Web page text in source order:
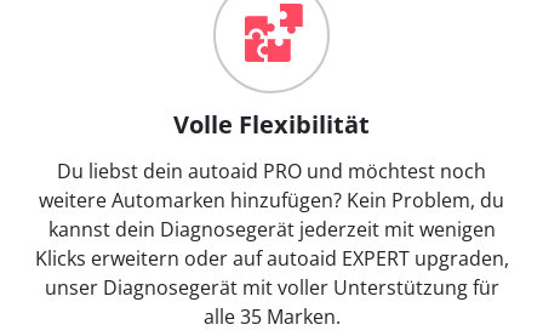
Volle Flexibilität
Du liebst dein autoaid PRO und möchtest noch
weitere Automarken hinzufügen? Kein Problem, du
kannst dein Diagnosegerät jederzeit mit wenigen
Klicks erweitern oder auf autoaid EXPERT upgraden,
unser Diagnosegerät mit voller Unterstützung für
alle 35 Marken.